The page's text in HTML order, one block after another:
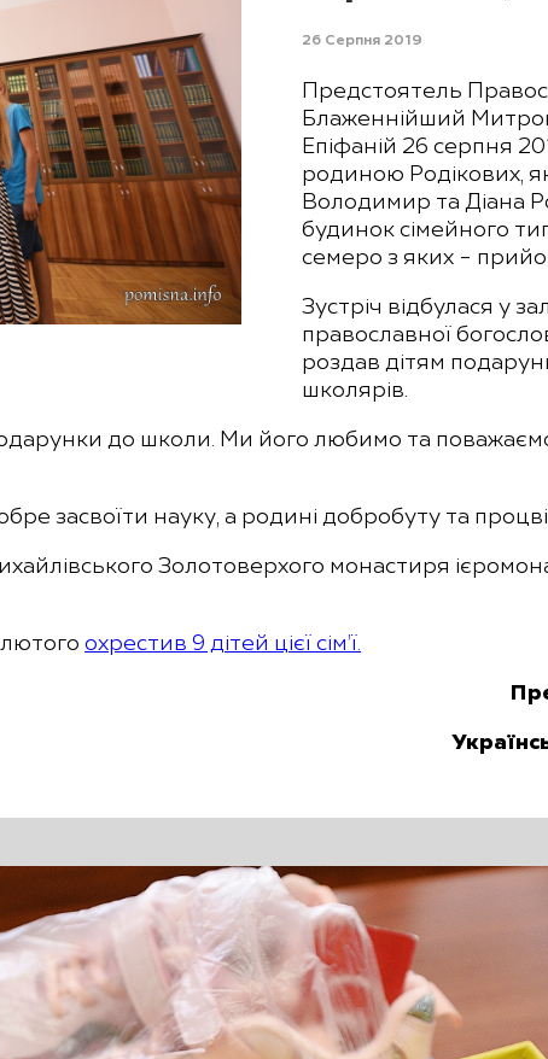
26 Серпня 2019
Предстоятель
Блаженнійший
Епіфаній 26 серпня
родиною Родікових,
Володимир та Діана
будинок сімейного
семеро з яких –
Зустріч відбулася у
православної
роздав дітям
школярів.
до школи. Ми його любимо та
засвоїти науку, а родині добробуту та
Золотоверхого монастиря
охрестив 9 дітей цієї сім’ї.